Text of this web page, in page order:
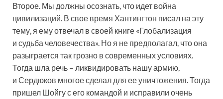
Второе. Мы должны осознать, что идет война
цивилизаций. В свое время Хантингтон писал на эту
тему, я ему отвечал в своей книге «Глобализация
и судьба человечества». Но я не предполагал, что она
разыграется так грозно в современных условиях.
Тогда шла речь – ликвидировать нашу армию,
и Сердюков многое сделал для ее уничтожения. Тогда
пришел Шойгу с его командой и исправили очень